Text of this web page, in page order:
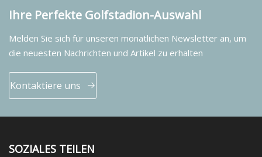
Ihre Perfekte Golfstadion-Auswahl
Melden Sie sich für unseren monatlichen Newsletter an, um
die neuesten Nachrichten und Artikel zu erhalten
Kontaktiere uns
SOZIALES TEILEN